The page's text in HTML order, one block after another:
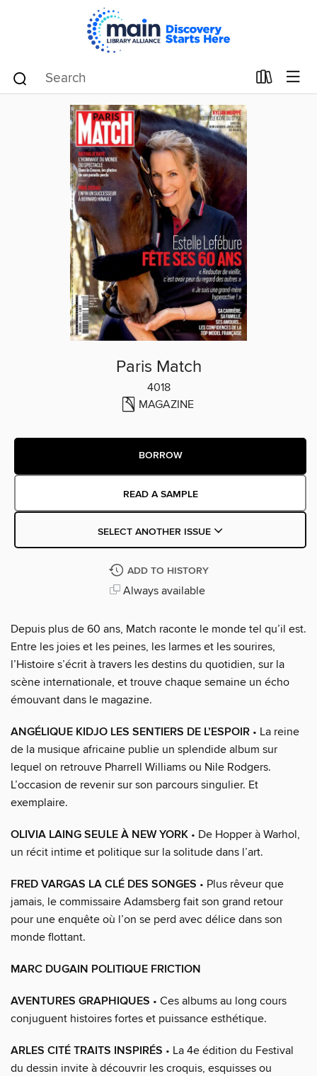
Paris Match
4018
MAGAZINE
BORROW
READ A SAMPLE
SELECT ANOTHER ISSUE
ADD TO HISTORY
Always available
Depuis plus de 60 ans, Match raconte le monde tel qu’il est.
Entre les joies et les peines, les larmes et les sourires,
l’Histoire s’écrit à travers les destins du quotidien, sur la
scène internationale, et trouve chaque semaine un écho
émouvant dans le magazine.
ANGÉLIQUE KIDJO LES SENTIERS DE L’ESPOIR • La reine
de la musique africaine publie un splendide album sur
lequel on retrouve Pharrell Williams ou Nile Rodgers.
L’occasion de revenir sur son parcours singulier. Et
exemplaire.
OLIVIA LAING SEULE À NEW YORK • De Hopper à Warhol,
un récit intime et politique sur la solitude dans l’art.
FRED VARGAS LA CLÉ DES SONGES • Plus rêveur que
jamais, le commissaire Adamsberg fait son grand retour
pour une enquête où l’on se perd avec délice dans son
monde flottant.
MARC DUGAIN POLITIQUE FRICTION
AVENTURES GRAPHIQUES • Ces albums au long cours
conjuguent histoires fortes et puissance esthétique.
ARLES CITÉ TRAITS INSPIRÉS • La 4e édition du Festival
du dessin invite à découvrir les croquis, esquisses ou